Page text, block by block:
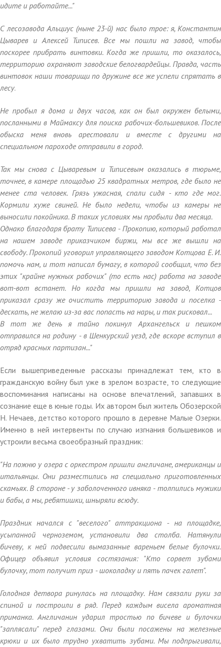
идите и работайте..."
С лесозавода Альциус (ныне 23-й) нас было трое: я, Константин
Цыварев и Алексей Типисев. Все мы пошли на завод, чтобы
поскорее прибрать винтовки. Когда же пришли, то оказалось,
территорию охраняют заводские белогвардейцы. Правда, часть
винтовок наши товарищи по дружине все же успели спрятать в
лесу.
Не пробыл я дома и двух часов, как он был окружен белыми,
посланными в Маймаксу для поиска рабочих-большевиков. После
обыска меня вновь арестовали и вместе с другими на
специальном пароходе отправили в город.
Так мы снова с Цываревым и Типисевым оказались в тюрьме,
точнее, в камере площадью 25 квадратных метров, где было не
менее ста человек. Грязь ужасная, спали сидя - кто где мог.
Кормили хуже свиней. Не было недели, чтобы из камеры не
выносили покойника. В таких условиях мы пробыли два месяца.
Однако благодаря брату Типисева - Прокопию, который работал
на нашем заводе приказчиком биржи, мы все же вышли на
свободу. Прокопий уговорил управляющего заводом Котцова Е. И.
помочь нам, и тот написал бумагу, в которой сообщил, что без
этих "крайне нужных рабочих" (то есть нас) работа на заводе
вот-вот встанет. Но когда мы пришли на завод, Котцов
приказал сразу же очистить территорию завода и поселка -
дескать, не желаю из-за вас попасть на нары, и так рисковал...
В тот же день я тайно покинул Архангельск и пешком
отправился на родину - в Шенкурский уезд, где вскоре вступил в
отряд красных партизан..."
Если вышеприведенные рассказы принадлежат тем, кто в
гражданскую войну был уже в зрелом возрасте, то следующие
воспоминания написаны на основе впечатлений, запавших в
сознание еще в юные годы. Их автором был житель Обозерской
Н. Нечаев, детство которого прошло в деревне Малые Озерки.
Именно в ней интервенты по случаю изгнания большевиков и
устроили весьма своеобразный праздник:
"На пожню у озера с оркестром пришли англичане, американцы и
итальянцы. Они разместились на специально приготовленных
скамьях. В стороне - у заболоченного ивняка - толпились мужики
и бабы, а мы, ребятишки, шныряли всюду.
Праздник начался с "веселого" аттракциона - на площадке,
усыпанной черноземом, установили два столба. Натянули
бичеву, к ней подвесили вымазанные вареньем белые булочки.
Офицер объявил условия состязания: "Кто сорвет зубами
булочку, тот получит приз - шоколадку и пять пачек галет".
Голодная детвора ринулась на площадку. Нам связали руки за
спиной и построили в ряд. Перед каждым висела ароматная
приманка. Англичанин ударил тростью по бичеве и булочки
"заплясали" перед глазами. Они были посажены на железные
крюки и их было трудно ухватить зубами. Мы подпрыгивали,